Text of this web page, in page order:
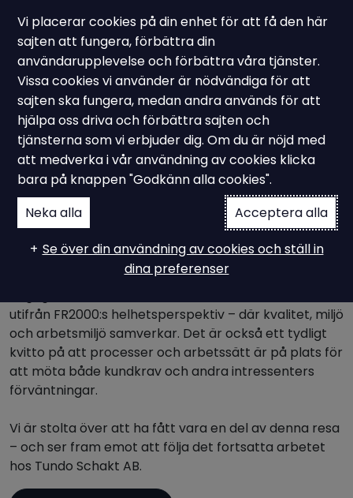
Kundcase - FR2000
Tundo Schakt FR2000
certifierade
Vi gratulerar Tundo Schakt AB till en lyckad
Certifieringen är resultatet av ett strukturerat och
utifrån FR2000:s helhetsperspektiv – där kvalitet, miljö
och arbetsmiljö samverkar. Det är också ett tydligt
kvitto på att processer och arbetssätt är på plats för
att möta både kundkrav och andra intressenters
förväntningar.
Vi är stolta över att ha fått vara en del av denna resa
– och ser fram emot att följa det fortsatta arbetet
hos Tundo Schakt AB.
Vi placerar cookies på din enhet för att få den här
sajten att fungera, förbättra din
användarupplevelse och förbättra våra tjänster.
Vissa cookies vi använder är nödvändiga för att
sajten ska fungera, medan andra används för att
hjälpa oss driva och förbättra sajten och
tjänsterna som vi erbjuder dig. Om du är nöjd med
att medverka i vår användning av cookies klicka
bara på knappen "Godkänn alla cookies".
Acceptera alla
Neka alla
Se över din användning av cookies och ställ in
dina preferenser